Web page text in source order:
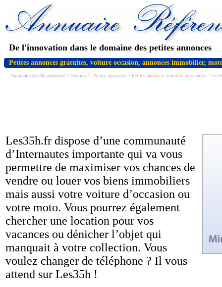
De l'innovation dans le domaine des petites annonces
Petites annonces gratuites, voiture occasion, annonces immobilier,
Annnuaire de référencement > Services > Petites annonces > Petites annonces gratuites innovantes :
Les35h.fr dispose d’une communauté
d’Internautes importante qui va vous
permettre de maximiser vos chances de
vendre ou louer vos biens immobiliers
mais aussi votre voiture d’occasion ou
votre moto. Vous pourrez également
chercher une location pour vos
vacances ou dénicher l’objet qui
manquait à votre collection. Vous
voulez changer de téléphone ? Il vous
attend sur Les35h !